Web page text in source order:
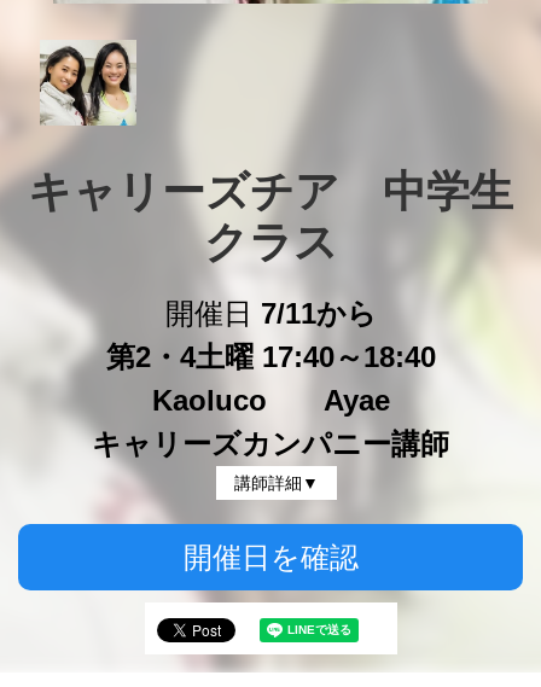
キャリーズチア　中学生
クラス
開催日 7/11から
第2・4土曜 17:40～18:40
Kaoluco Ayae
キャリーズカンパニー講師
講師詳細▼
開催日を確認